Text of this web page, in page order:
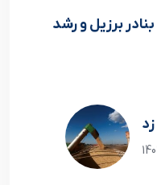
برزیل و رشد